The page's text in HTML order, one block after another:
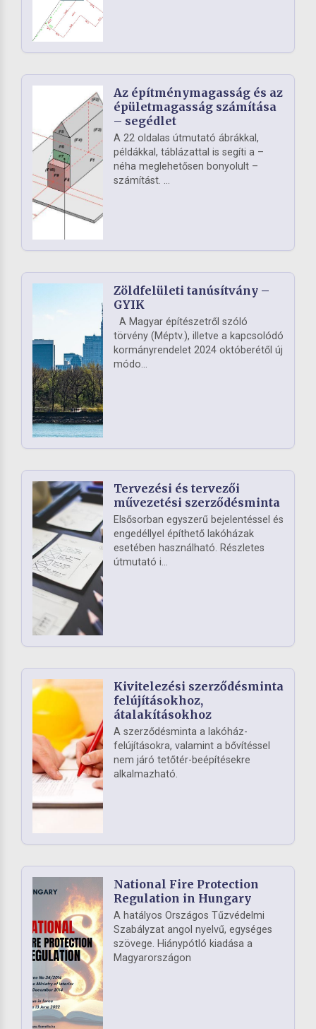
Az építménymagasság és az
épületmagasság számítása
– segédlet
A 22 oldalas útmutató ábrákkal,
példákkal, táblázattal is segíti a –
néha meglehetősen bonyolult –
számítást. ...
Zöldfelületi tanúsítvány –
GYIK
A Magyar építészetről szóló
törvény (Méptv.), illetve a kapcsolódó
kormányrendelet 2024 októberétől új
módo...
Tervezési és tervezői
művezetési szerződésminta
Elsősorban egyszerű bejelentéssel és
engedéllyel építhető lakóházak
esetében használható. Részletes
útmutató i...
Kivitelezési szerződésminta
felújításokhoz,
átalakításokhoz
A szerződésminta a lakóház-
felújításokra, valamint a bővítéssel
nem járó tetőtér-beépítésekre
alkalmazható.
National Fire Protection
Regulation in Hungary
A hatályos Országos Tűzvédelmi
Szabályzat angol nyelvű, egységes
szövege. Hiánypótló kiadása a
Magyarországon